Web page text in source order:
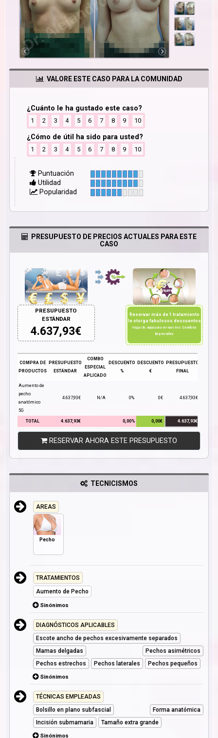
VALORE ESTE CASO PARA LA COMUNIDAD
¿Cuánto le ha gustado este caso?
1 2 3 4 5 6 7 8 9 10
¿Cómo de útil ha sido para usted?
1 2 3 4 5 6 7 8 9 10
Puntuación
Utilidad
Popularidad
PRESUPUESTO DE PRECIOS ACTUALES PARA ESTE
CASO
PRESUPUESTO
ESTÁNDAR
4.637,93€
Reservar más de 1 tratamiento
le otorga fabulosos descuentos
Haga clic aquípara ver nuestros Combos
Especiales
COMPRA DE
PRODUCTOS
PRESUPUESTO
ESTÁNDAR
COMBO
ESPECIAL
APLICADO
DESCUENTO
%
DESCUENTO
€
PRESUPUESTO
FINAL
Aumento de
pecho
anatómico
5G
4.637,93€ N/A 0% 0€ 4.637,93€
TOTAL 4.637,93€ 0,00% 0,00€ 4.637,93€
RESERVAR AHORA ESTE PRESUPUESTO
TECNICISMOS
AREAS
Pecho
TRATAMIENTOS
Aumento de Pecho
Sinónimos
DIAGNÓSTICOS APLICABLES
Escote ancho de pechos excesivamente separados
Mamas delgadas
Pechos asimétricos
Pechos estrechos
Pechos laterales
Pechos pequeños
Sinónimos
TÉCNICAS EMPLEADAS
Bolsillo en plano subfascial
Forma anatómica
Incisión submamaria
Tamaño extra grande
Sinónimos